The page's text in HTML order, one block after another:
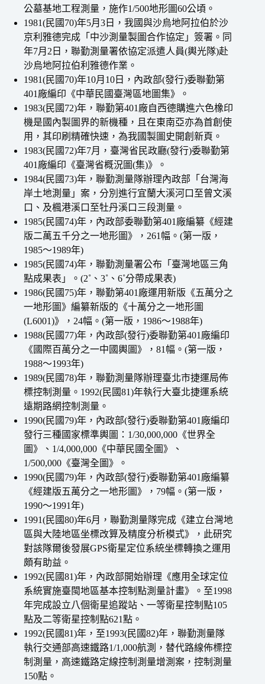
公墓基地工程測量，施作1/500地形圖60公頃。
1981(民國70)年5月3日，我國與沙烏地阿拉伯於沙
京利雅德完成「中沙測量製圖合作協定」簽署。同
年7月2日，聯勤測量署依協定派遣人員(輿光隊)赴
沙烏地阿拉伯利雅德作業。
1981(民國70)年10月10日，內政部(發行)委聯勤第
401廠編印《中華民國臺灣區地圖集》。
1983(民國72)年，聯勤第401廠自西德購進六色橡印
機是國內製圖界的新機種，且在東南亞亦為首創使
用，其印刷精確快速，為我國製圖史開創新頁。
1983(民國72)年7月，臺灣省民政廳(發行)委聯勤第
401廠編印《臺灣省概況圖(集)》。
1984(民國73)年，聯勤測量隊辦理內政部「台灣海
岸土地測量」案，分別進行宜蘭大溪河口至曾文溪
口、及楓港溪口至牡丹溪口三段測量。
1985(民國74)年，內政部委聯勤第401廠編纂《經建
版二萬五千分之一地形圖》，261幅。(第一版，
1985～1989年)
1985(民國74)年，聯勤測量署公布「臺灣地區三角
點成果表」。(2˚、3˚、6˚分帶成果表)
1986(民國75)年，聯勤第401廠運用新版《五萬分之
一地形圖》編纂新版的《十萬分之一地形圖
(L6001)》，24幅。(第一版，1986～1988年)
1988(民國77)年，內政部(發行)委聯勤第401廠編印
《國際百萬分之一中國輿圖》，81幅。(第一版，
1988～1993年)
1989(民國78)年，聯勤測量隊辦理臺北市捷運局佈
標控制測量。1992(民國81)年執行大臺北捷運系統
遠期路網控制測量。
1990(民國79)年，內政部(發行)委聯勤第401廠編印
發行三種國家標準輿圖：1/30,000,000《世界全
圖》、1/4,000,000《中華民國全圖》、
1/500,000《臺灣全圖》。
1990(民國79)年，內政部(發行)委聯勤第401廠編纂
《經建版五萬分之一地形圖》，79幅。(第一版，
1990～1991年)
1991(民國80)年6月，聯勤測量隊完成《建立台灣地
區與大陸地區坐標改算及精度分析模式》，此研究
對該隊爾後發展GPS衛星定位系統坐標轉換之運用
頗有助益。
1992(民國81)年，內政部開始辦理《應用全球定位
系統實施臺閩地區基本控制點測量計畫》。至1998
年完成設立八個衛星追蹤站、一等衛星控制點105
點及二等衛星控制點621點。
1992(民國81)年，至1993(民國82)年，聯勤測量隊
執行交通部高速鐵路1/1,000航測，替代路線佈標控
制測量，高速鐵路定線控制測量增測案，控制測量
150點。